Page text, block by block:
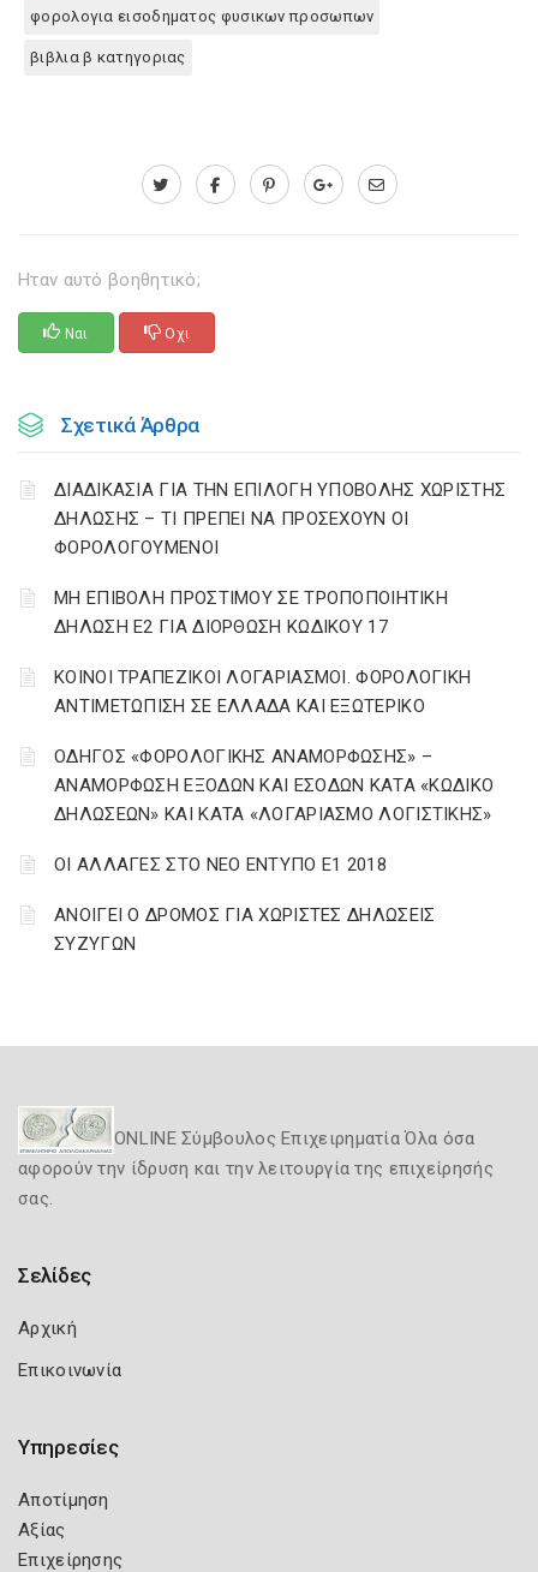
φορολογια εισοδηματος φυσικων προσωπων
βιβλια β κατηγοριας
Ηταν αυτό βοηθητικό;
Ναι Οχι
Σχετικά Άρθρα
ΔΙΑΔΙΚΑΣΙΑ ΓΙΑ ΤΗΝ ΕΠΙΛΟΓΗ ΥΠΟΒΟΛΗΣ ΧΩΡΙΣΤΗΣ
ΔΗΛΩΣΗΣ – ΤΙ ΠΡΕΠΕΙ ΝΑ ΠΡΟΣΕΧΟΥΝ ΟΙ
ΦΟΡΟΛΟΓΟΥΜΕΝΟΙ
ΜΗ ΕΠΙΒΟΛΗ ΠΡΟΣΤΙΜΟΥ ΣΕ ΤΡΟΠΟΠΟΙΗΤΙΚΗ
ΔΗΛΩΣΗ Ε2 ΓΙΑ ΔΙΟΡΘΩΣΗ ΚΩΔΙΚΟΥ 17
ΚΟΙΝΟΙ ΤΡΑΠΕΖΙΚΟΙ ΛΟΓΑΡΙΑΣΜΟΙ. ΦΟΡΟΛΟΓΙΚΗ
ΑΝΤΙΜΕΤΩΠΙΣΗ ΣΕ ΕΛΛΑΔΑ ΚΑΙ ΕΞΩΤΕΡΙΚΟ
ΟΔΗΓΟΣ «ΦΟΡΟΛΟΓΙΚΗΣ ΑΝΑΜΟΡΦΩΣΗΣ» –
ΑΝΑΜΟΡΦΩΣΗ ΕΞΟΔΩΝ ΚΑΙ ΕΣΟΔΩΝ ΚΑΤΑ «ΚΩΔΙΚΟ
ΔΗΛΩΣΕΩΝ» ΚΑΙ ΚΑΤΑ «ΛΟΓΑΡΙΑΣΜΟ ΛΟΓΙΣΤΙΚΗΣ»
ΟΙ ΑΛΛΑΓΕΣ ΣΤΟ ΝΕΟ ΕΝΤΥΠΟ Ε1 2018
ΑΝΟΙΓΕΙ Ο ΔΡΟΜΟΣ ΓΙΑ ΧΩΡΙΣΤΕΣ ΔΗΛΩΣΕΙΣ
ΣΥΖΥΓΩΝ
ONLINE Σύμβουλος Επιχειρηματία Όλα όσα
αφορούν την ίδρυση και την λειτουργία της επιχείρησής
σας.
Σελίδες
Αρχική
Επικοινωνία
Υπηρεσίες
Αποτίμηση
Αξίας
Επιχείρησης